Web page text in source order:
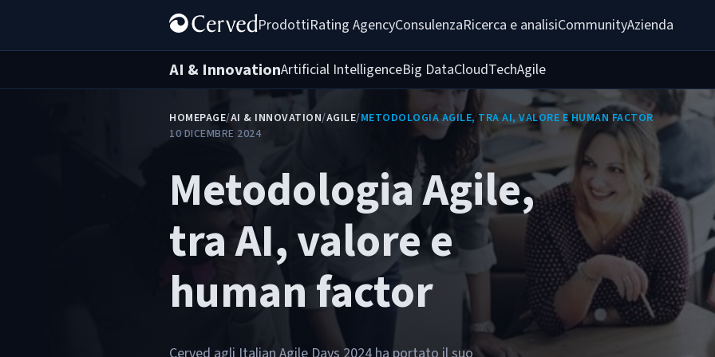
ProdottiRating AgencyConsulenzaRicerca e analisiCommunityAzienda
AI & InnovationArtificial IntelligenceBig DataCloudTechAgile
HOMEPAGE/AI & INNOVATION/AGILE/METODOLOGIA AGILE, TRA AI, VALORE E HUMAN FACTOR
10 DICEMBRE 2024
Metodologia Agile,
tra AI, valore e
human factor